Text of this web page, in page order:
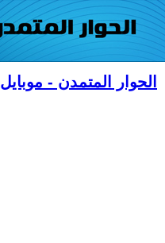
الحوار المتمدن - موبايل